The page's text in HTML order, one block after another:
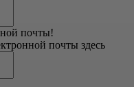
почты!
почты здесь